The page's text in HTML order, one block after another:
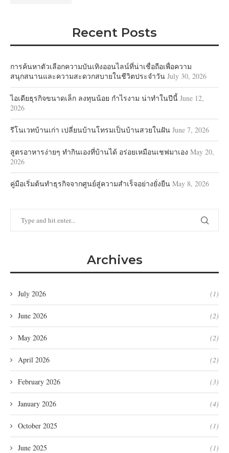
Recent Posts
การค้นหาตัวเลือกความบันเทิงออนไลน์ที่น่าเชื่อถือเพื่อความ
สนุกสนานและความสะดวกสบายในชีวิตประจำวัน July 30, 2026
ไอเดียธุรกิจขนาดเล็ก ลงทุนน้อย กำไรงาม น่าทำในปีนี้ June 12,
2026
รีโนเวทบ้านเก่า เปลี่ยนบ้านโทรมเป็นบ้านสวยในฝัน June 7, 2026
สูตรอาหารง่ายๆ ทำกินเองที่บ้านได้ อร่อยเหมือนเชฟมาเอง May 20,
2026
คู่มือเริ่มต้นทำธุรกิจจากศูนย์สู่ความสำเร็จอย่างยั่งยืน May 8, 2026
Archives
July 2026 (1)
June 2026 (2)
May 2026 (2)
April 2026 (2)
February 2026 (3)
January 2026 (4)
October 2025 (1)
June 2025 (1)